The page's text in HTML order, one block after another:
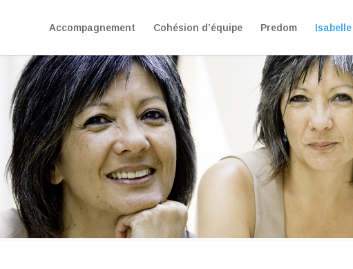
Accompagnement Cohésion d’équipe Predom Isabelle